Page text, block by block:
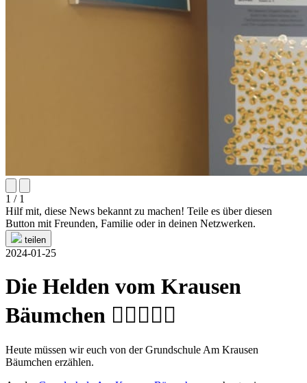
1 / 1
Hilf mit, diese News bekannt zu machen! Teile es über diesen
Button mit Freunden, Familie oder in deinen Netzwerken.
teilen
2024-01-25
Die Helden vom Krausen
Bäumchen 🦸‍♀️🦸🏻‍♂️
Heute müssen wir euch von der Grundschule Am Krausen
Bäumchen erzählen.